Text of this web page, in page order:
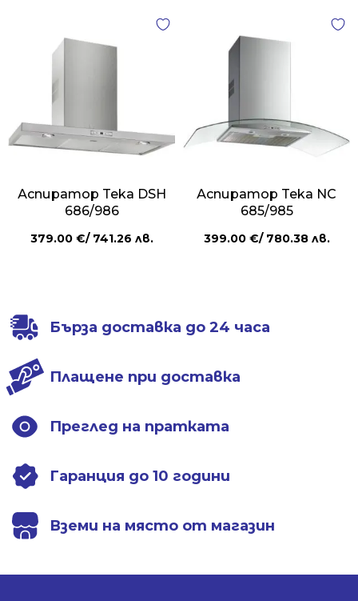
Аспиратор Teka DSH
686/986
379.00 €/ 741.26 лв.
Аспиратор Teka NC
685/985
399.00 €/ 780.38 лв.
Бърза доставка до 24 часа
Плащене при доставка
Преглед на пратката
Гаранция до 10 години
Вземи на място от магазин